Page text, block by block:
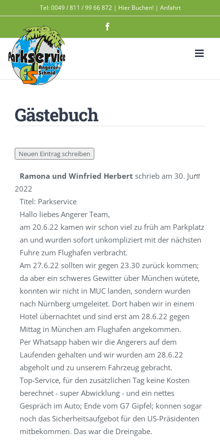
Inhalt
springen
Tel:0049 / 811 / 99 66 872| Hier Buchen!| Anfahrt
Gästebuch
Ramona und Winfried Herbert schrieb am 30. Juni
2022
Titel: Parkservice
Hallo liebes Angerer Team,
am 20.6.22 kamen wir schon viel zu früh am Parkplatz
an und wurden sofort unkompliziert mit der nächsten
Fuhre zum Flughafen verbracht.
Am 27.6.22 sollten wir gegen 23.30 zurück kommen;
da aber ein schweres Gewitter über München wütete,
konnten wir nicht in MUC landen, sondern wurden
nach Nürnberg umgeleitet. Dort haben wir in einem
Hotel übernachtet und sind erst am 28.6.22 gegen
Mittag in München am Flughafen angekommen.
Per Whatsapp haben wir die Angerers auf dem
Laufenden gehalten und wir wurden am 28.6.22
abgeholt und zu unserem Fahrzeug gebracht.
Top-Service, für den zusätzlichen Tag keine Kosten
berechnet - super Abwicklung - und ein nettes
Gespräch im Auto; Ende vom G7 Gipfel; konnen sogar
noch das Sicherheitsaufgebot für den US-Präsidenten
mitbekommen. Das war die Dreingabe.
...